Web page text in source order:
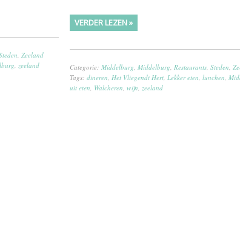
Zeeland
zeeland
VERDER LEZEN »
Categorie: Middelburg, Middelburg, Restaurants, Steden,
Tags: dineren, Het Vliegendt Hert, Lekker eten, lunchen,
uit eten, Walcheren, wijn, zeeland